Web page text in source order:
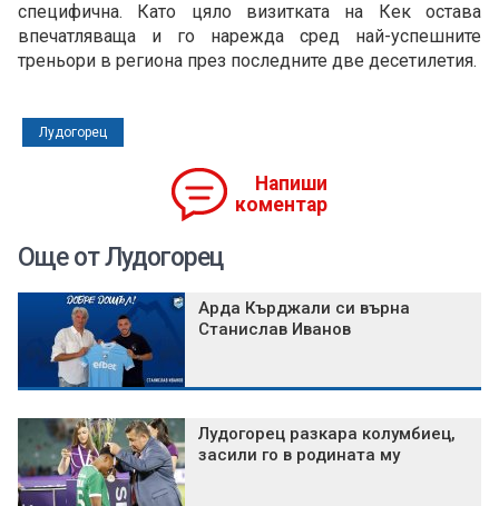
специфична. Като цяло визитката на Кек остава
впечатляваща и го нарежда сред най-успешните
треньори в региона през последните две десетилетия.
Лудогорец
Напиши
коментар
Още от Лудогорец
Арда Кърджали си върна
Станислав Иванов
Лудогорец разкара колумбиец,
засили го в родината му